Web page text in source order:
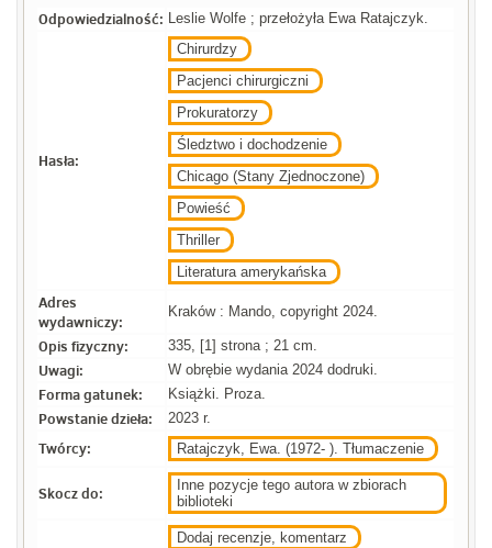
Odpowiedzialność: Leslie Wolfe ; przełożyła Ewa Ratajczyk.
Hasła:
Chirurdzy
Pacjenci chirurgiczni
Prokuratorzy
Śledztwo i dochodzenie
Chicago (Stany Zjednoczone)
Powieść
Thriller
Literatura amerykańska
Adres
wydawniczy:
Kraków : Mando, copyright 2024.
Opis fizyczny: 335, [1] strona ; 21 cm.
Uwagi: W obrębie wydania 2024 dodruki.
Forma gatunek: Książki. Proza.
Powstanie dzieła: 2023 r.
Twórcy: Ratajczyk, Ewa. (1972- ). Tłumaczenie
Skocz do:
Inne pozycje tego autora w zbiorach
biblioteki
Dodaj recenzje, komentarz